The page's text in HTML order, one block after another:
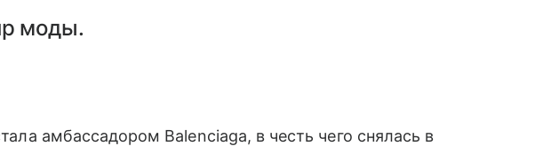
моды.
амбассадором Balenciaga, в честь чего снялась в